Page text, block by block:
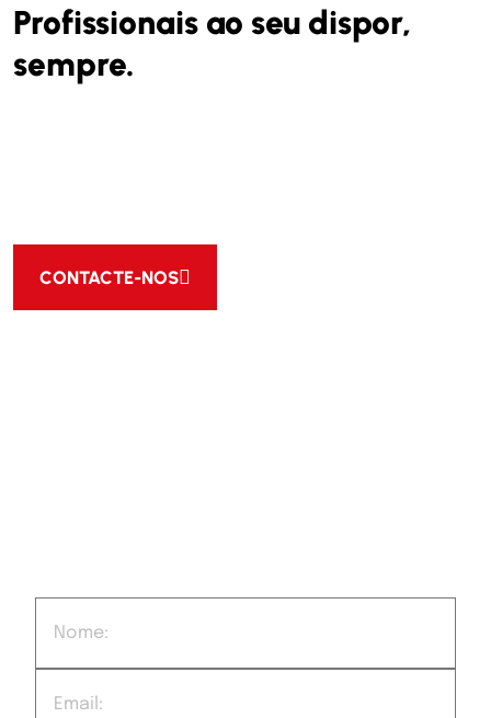
Profissionais ao seu dispor,
sempre.
CONTACTE-NOS